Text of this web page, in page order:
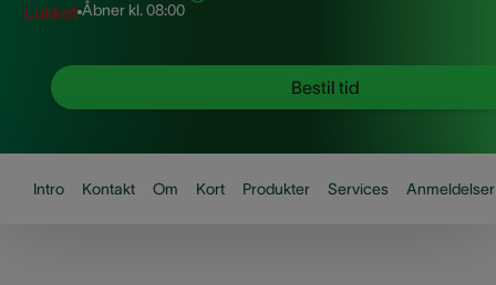
Lukket Åbner kl.08:00
Bestil tid
Intro Kontakt Om Kort Produkter Services Anmeldelser